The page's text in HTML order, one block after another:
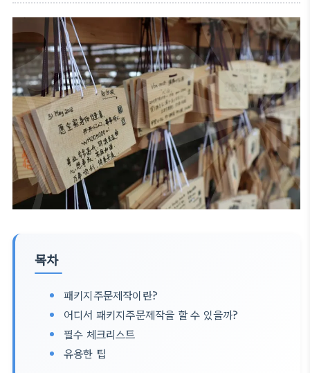
목차
패키지주문제작이란?
어디서 패키지주문제작을 할 수 있을까?
필수 체크리스트
유용한 팁